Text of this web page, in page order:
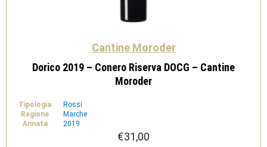
Cantine Moroder
Dorico 2019 – Conero Riserva DOCG – Cantine
Moroder
Tipologia
Rossi
Regione
Marche
Annata
2019
€31,00